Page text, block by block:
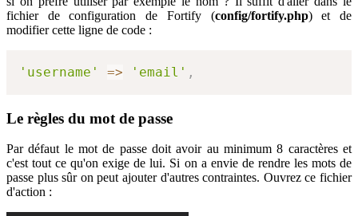
fichier de configuration de Fortify (config/fortify.php) et de
modifier cette ligne de code :
'username' => 'email' ,
Le règles du mot de passe
Par défaut le mot de passe doit avoir au minimum 8 caractères et
c'est tout ce qu'on exige de lui. Si on a envie de rendre les mots de
passe plus sûr on peut ajouter d'autres contraintes. Ouvrez ce fichier
d'action :